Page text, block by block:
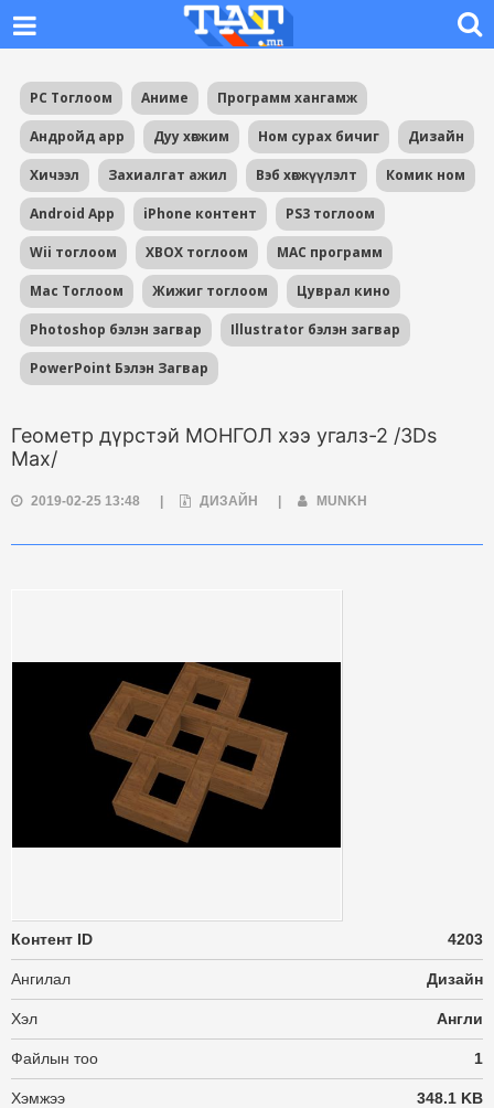
PC Тоглоом Аниме Программ хангамж
Андройд app Дуу хөгжим Ном сурах бичиг Дизайн
Хичээл Захиалгат ажил Вэб хөгжүүлэлт Комик ном
Android App iPhone контент PS3 тоглоом
Wii тоглоом XBOX тоглоом MAC программ
Mac Тоглоом Жижиг тоглоом Цуврал кино
Photoshop бэлэн загвар Illustrator бэлэн загвар
PowerPoint Бэлэн Загвар
Геометр дүрстэй МОНГОЛ хээ угалз-2 /3Ds
Max/
2019-02-25 13:48 ДИЗАЙН MUNKH
Контент ID 4203
Ангилал Дизайн
Хэл Англи
Файлын тоо 1
Хэмжээ 348.1 KB